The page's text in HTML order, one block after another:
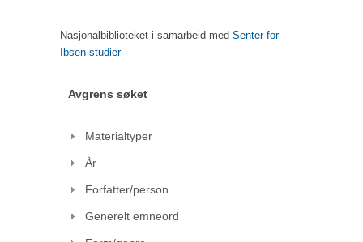
Nasjonalbiblioteket i samarbeid med Senter for
Ibsen-studier
Avgrens søket
Materialtyper
År
Forfatter/person
Generelt emneord